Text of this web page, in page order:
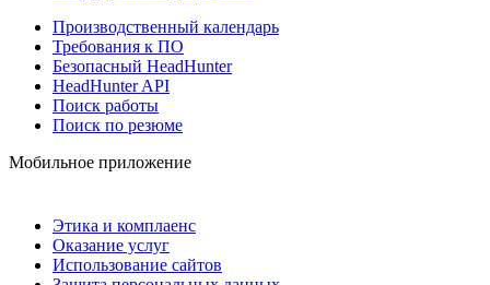
Производственный календарь
Требования к ПО
Безопасный HeadHunter
HeadHunter API
Поиск работы
Поиск по резюме
Мобильное приложение
Этика и комплаенс
Оказание услуг
Использование сайтов